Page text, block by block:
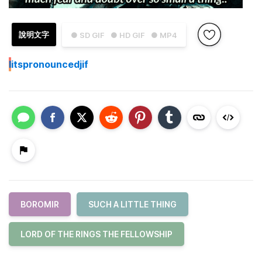
● SD GIF ● HD GIF ● MP4
說明文字
Iitspronouncedjif
BOROMIR SUCH A LITTLE THING
LORD OF THE RINGS THE FELLOWSHIP